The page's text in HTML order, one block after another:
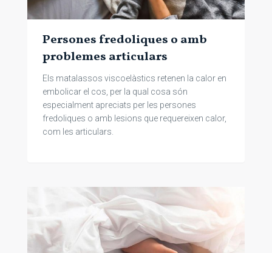
Persones fredoliques o amb
problemes articulars
Els matalassos viscoelàstics retenen la calor en
embolicar el cos, per la qual cosa són
especialment apreciats per les persones
fredoliques o amb lesions que requereixen calor,
com les articulars.